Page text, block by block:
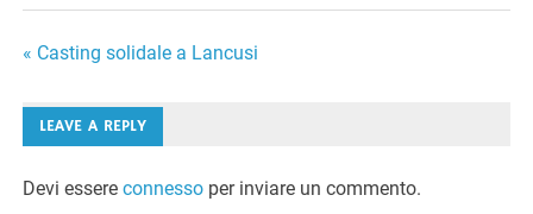
Navigazione
articoli
« Casting solidale a Lancusi
LEAVE A REPLY
Devi essereconnesso per inviare un commento.